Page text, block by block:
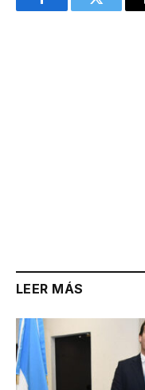
FacebookTwitter
LEER MÁS